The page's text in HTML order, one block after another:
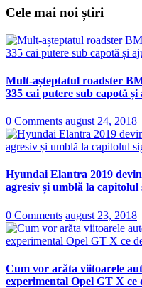
Cele mai noi știri
Mult-așteptatul roadster
335 cai putere sub capotă
0 Comments august 24, 2018
Hyundai Elantra 2019
agresiv și umblă la capitolul
0 Comments august 23, 2018
Cum vor arăta viitoarele
experimental Opel GT X ce